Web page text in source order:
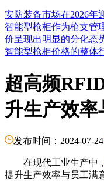
安防装备市场在2026年
智能型枪柜作为枪支管
价呈现出明显的分化态
智能型枪柜价格的整体
超高频
升生产效
发布时间：2024-07-24
在现代工业生产中，
提升生产效率与员工满